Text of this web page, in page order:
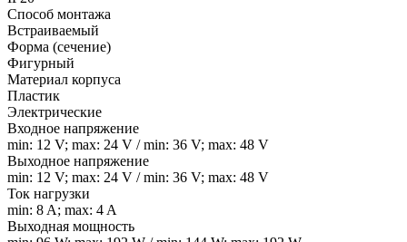
Способ монтажа
Встраиваемый
Форма (сечение)
Фигурный
Материал корпуса
Пластик
Электрические
Входное напряжение
min: 12 V; max: 24 V / min: 36 V; max: 48 V
Выходное напряжение
min: 12 V; max: 24 V / min: 36 V; max: 48 V
Ток нагрузки
min: 8 A; max: 4 A
Выходная мощность